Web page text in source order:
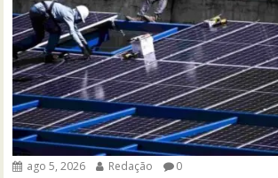
ago 5, 2026 Redação 0